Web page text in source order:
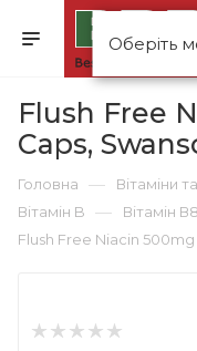
Оберіть
Flush Free
Caps,
Головна — Вітаміни
Вітамін B — Вітамін
Flush Free Niacin 500mg